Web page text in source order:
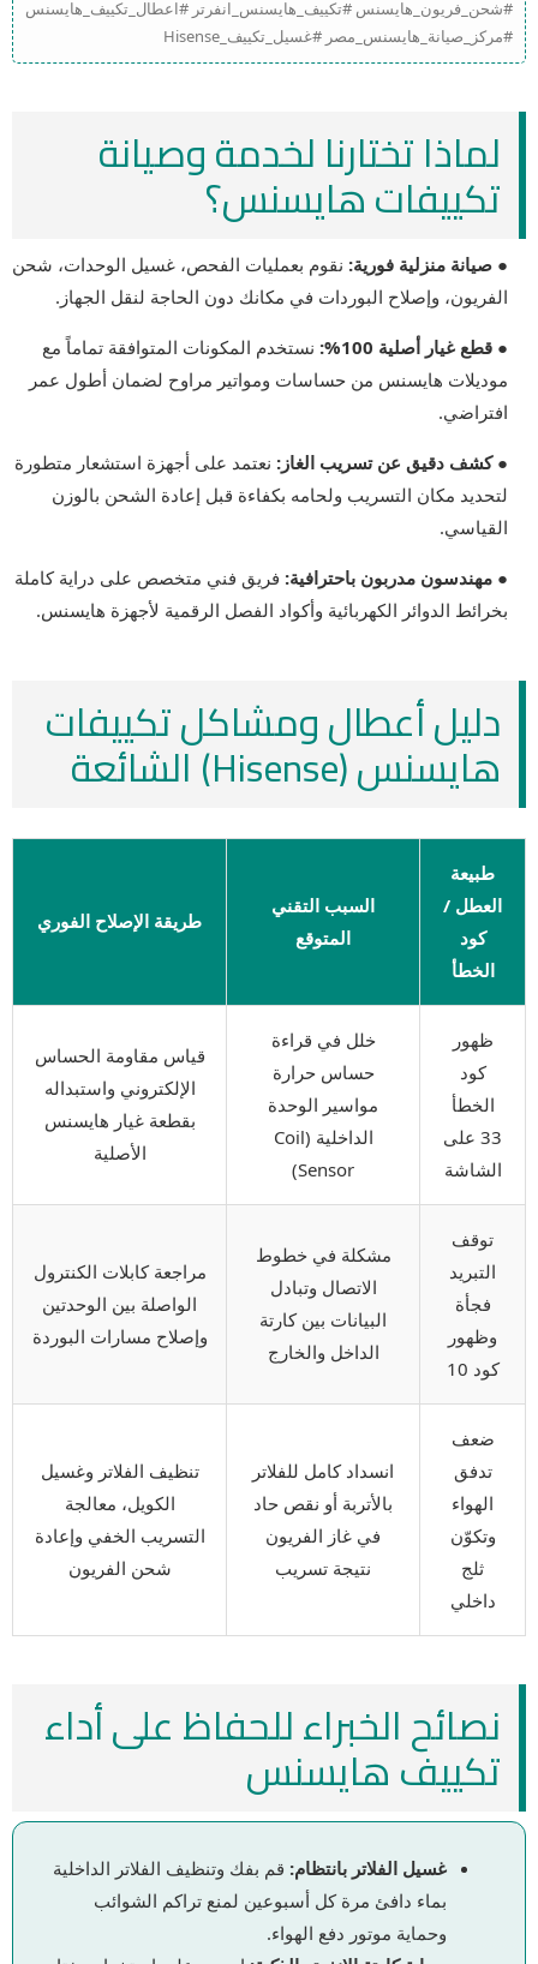
#شحن_فريون_هايسنس #تكييف_هايسنس_انفرتر #اعطال_تكييف_هايسنس
#مركز_صيانة_هايسنس_مصر #غسيل_تكييف_Hisense
لماذا تختارنا لخدمة وصيانة
تكييفات هايسنس؟
● صيانة منزلية فورية: نقوم بعمليات الفحص، غسيل الوحدات، شحن
الفريون، وإصلاح البوردات في مكانك دون الحاجة لنقل الجهاز.
● قطع غيار أصلية 100%:
نستخدم المكونات المتوافقة تماماً مع
موديلات هايسنس من حساسات ومواتير مراوح لضمان أطول عمر
افتراضي.
● كشف دقيق عن تسريب الغاز: نعتمد على أجهزة استشعار متطورة
لتحديد مكان التسريب ولحامه بكفاءة قبل إعادة الشحن بالوزن
القياسي.
● مهندسون مدربون باحترافية: فريق فني متخصص على دراية كاملة
بخرائط الدوائر الكهربائية وأكواد الفصل الرقمية لأجهزة هايسنس.
دليل أعطال ومشاكل تكييفات
هايسنس (Hisense) الشائعة
طبيعة
العطل /
كود
الخطأ
السبب التقني
المتوقع
طريقة الإصلاح الفوري
ظهور
كود
الخطأ
33 على
الشاشة
خلل في قراءة
حساس حرارة
مواسير الوحدة
الداخلية (Coil
Sensor)
قياس مقاومة الحساس
الإلكتروني واستبداله
بقطعة غيار هايسنس
الأصلية
توقف
التبريد
فجأة
وظهور
كود 10
مشكلة في خطوط
الاتصال وتبادل
البيانات بين كارتة
الداخل والخارج
مراجعة كابلات الكنترول
الواصلة بين الوحدتين
وإصلاح مسارات البوردة
ضعف
تدفق
الهواء
وتكوّن
ثلج
داخلي
انسداد كامل للفلاتر
بالأتربة أو نقص حاد
في غاز الفريون
نتيجة تسريب
تنظيف الفلاتر وغسيل
الكويل، معالجة
التسريب الخفي وإعادة
شحن الفريون
نصائح الخبراء للحفاظ على أداء
تكييف هايسنس
غسيل الفلاتر بانتظام: قم بفك وتنظيف الفلاتر الداخلية
بماء دافئ مرة كل أسبوعين لمنع تراكم الشوائب
وحماية موتور دفع الهواء.